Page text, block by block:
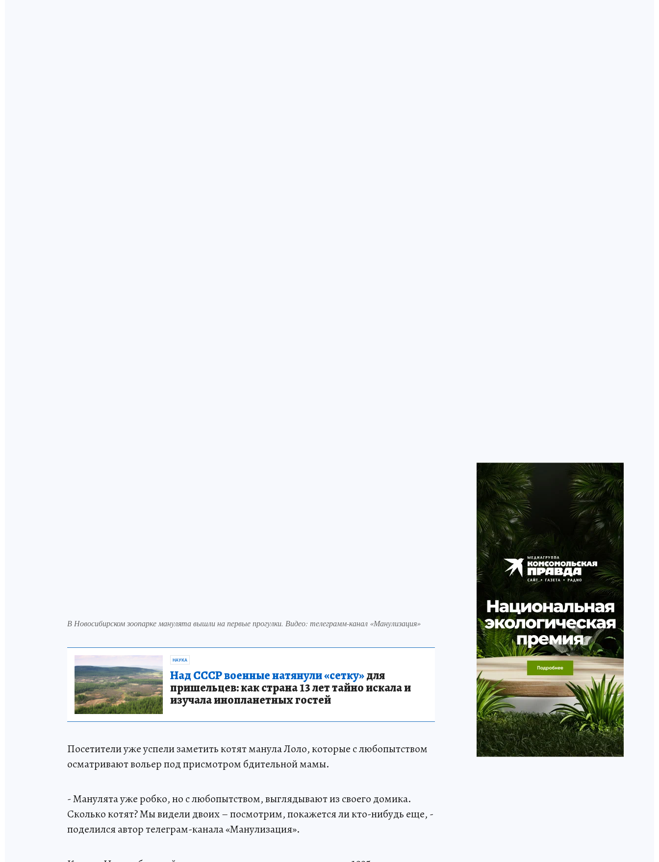
В Новосибирском зоопарке манулята вышли на первые прогулки. Видео: телеграмм-канал «Манулизация»
НАУКА
Над СССР военные натянули «сетку»для
пришельцев: как страна 13 лет тайно искала и
изучала инопланетных гостей
Посетители уже успели заметить котят манула Лоло, которые с любопытством
осматривают вольер под присмотром бдительной мамы.
- Манулята уже робко, но с любопытством, выглядывают из своего домика.
Сколько котят? Мы видели двоих – посмотрим, покажется ли кто-нибудь еще, -
поделился автор телеграм-канала «Манулизация».